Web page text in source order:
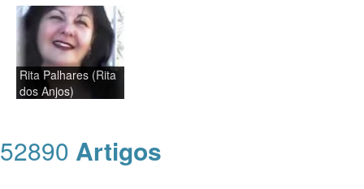
Rita Palhares (Rita
dos Anjos)
52890 Artigos